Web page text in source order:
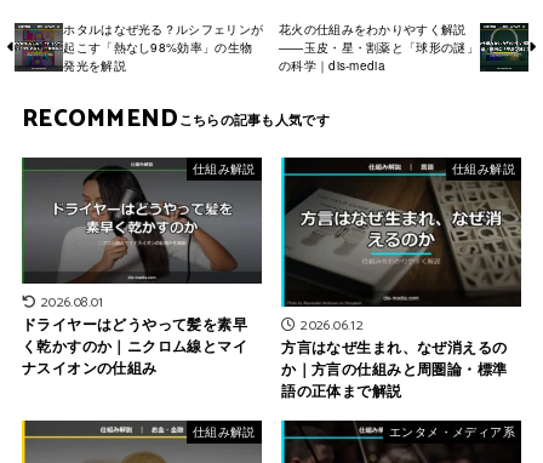
ホタルはなぜ光る？ルシフェリンが
起こす「熱なし98%効率」の生物
発光を解説
花火の仕組みをわかりやすく解説
——玉皮・星・割薬と「球形の謎」
の科学｜dis-media
RECOMMEND
仕組み解説
2026.08.01
ドライヤーはどうやって髪を素早
く乾かすのか｜ニクロム線とマイ
ナスイオンの仕組み
仕組み解説
2026.06.12
方言はなぜ生まれ、なぜ消えるの
か｜方言の仕組みと周圏論・標準
語の正体まで解説
仕組み解説 エンタメ・メディア系